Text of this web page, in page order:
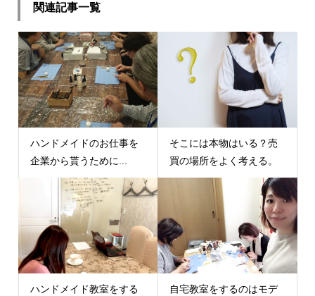
関連記事一覧
ハンドメイドのお仕事を
企業から貰うために...
そこには本物はいる？売
買の場所をよく考える。
ハンドメイド教室をする
自宅教室をするのはモデ